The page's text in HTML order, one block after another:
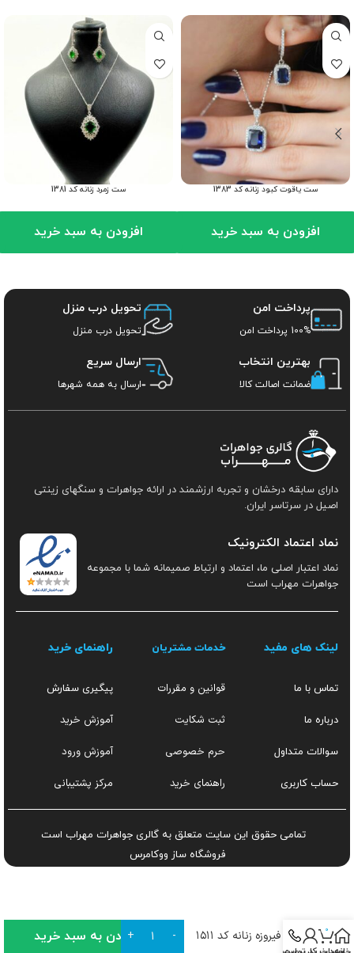
ست یاقوت کبود زنانه کد 1383
افزودن به سبد خرید
ست زمرد زنانه کد 1381
افزودن به سبد خرید
پرداخت امن
100% پرداخت امن
تحویل درب منزل
تحویل درب منزل
بهترین انتخاب
ضمانت اصالت کالا
ارسال سریع
ارسال به همه شهرها
دارای سابقه درخشان و تجربه ارزشمند در ارائه جواهرات و سنگهای زینتی
اصیل در سرتاسر ایران.
نماد اعتماد الکترونیک
نماد اعتبار اصلی ما، اعتماد و ارتباط صمیمانه شما با مجموعه
جواهرات مهراب است
لینک های مفید
تماس با ما
درباره ما
سوالات متداول
حساب کاربری
خدمات مشتریان
قوانین و مقررات
ثبت شکایت
حرم خصوصی
راهنمای خرید
راهنمای خرید
پیگیری سفارش
آموزش خرید
آموزش ورود
مرکز پشتیبانی
تمامی حقوق این سایت متعلق به گالری جواهرات مهراب است
فروشگاه ساز ووکامرس
ست فیروزه زنانه کد ۱۵۱۱ افزودن به سبد خرید 0